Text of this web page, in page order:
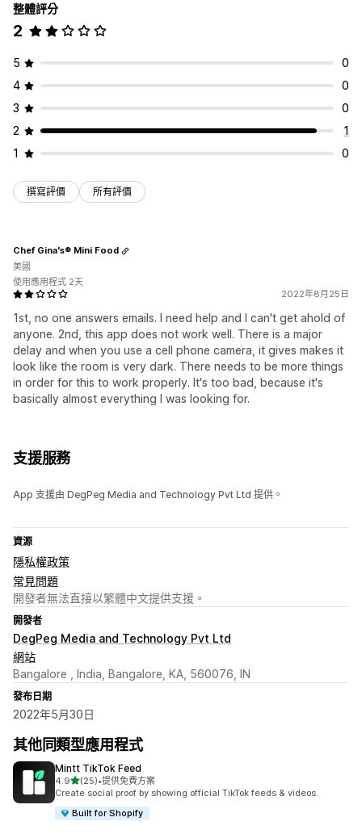
整體評分
2
5
0
4
0
3
0
2
1
1
0
撰寫評價 所有評價
2022年8月25日
1st, no one answers emails. I need help and I can't get ahold of
anyone. 2nd, this app does not work well. There is a major
delay and when you use a cell phone camera, it gives makes it
look like the room is very dark. There needs to be more things
in order for this to work properly. It's too bad, because it's
basically almost everything I was looking for.
Chef Gina's® Mini Food
美國
使用應用程式 2天
支援服務
App 支援由 DegPeg Media and Technology Pvt Ltd 提供。
資源
隱私權政策
常見問題
開發者無法直接以繁體中文提供支援。
開發者
DegPeg Media and Technology Pvt Ltd
網站
Bangalore , India, Bangalore, KA, 560076, IN
發布日期
2022年5月30日
其他同類型應用程式
Mintt TikTok Feed
4.9滿分 5 顆星
(25)
共有 25 則評價
•提供免費方案
Create social proof by showing official TikTok feeds & videos.
Built for Shopify